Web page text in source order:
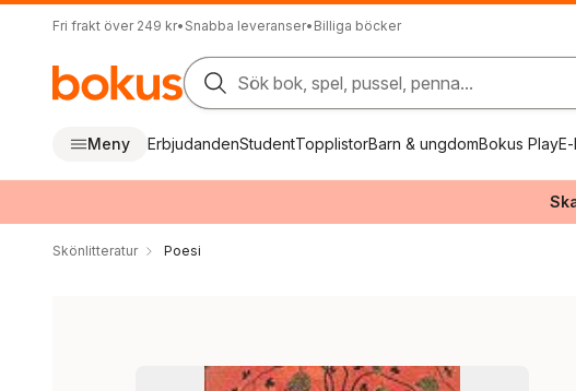
Fri frakt över 249 kr• Snabba leveranser• Billiga böcker
Sök bok, spel, pussel, penna...
Meny ErbjudandenStudentTopplistorBarn & ungdomBokus Play
Skönlitteratur Poesi